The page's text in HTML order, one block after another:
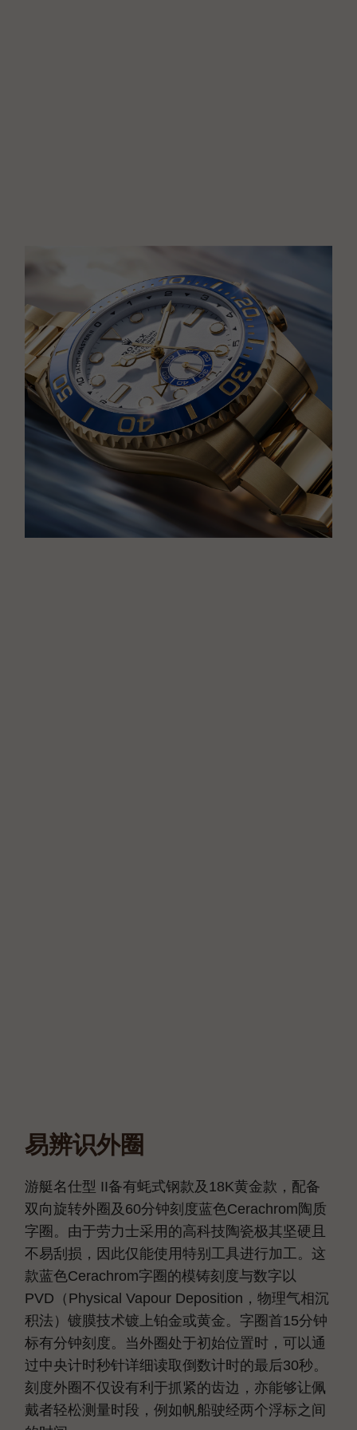
易辨识外圈
游艇名仕型 II备有蚝式钢款及18K黄金款，配备
双向旋转外圈及60分钟刻度蓝色Cerachrom陶质
字圈。由于劳力士采用的高科技陶瓷极其坚硬且
不易刮损，因此仅能使用特别工具进行加工。这
款蓝色Cerachrom字圈的模铸刻度与数字以
PVD（Physical Vapour Deposition，物理气相沉
积法）镀膜技术镀上铂金或黄金。字圈首15分钟
标有分钟刻度。当外圈处于初始位置时，可以通
过中央计时秒针详细读取倒数计时的最后30秒。
刻度外圈不仅设有利于抓紧的齿边，亦能够让佩
戴者轻松测量时段，例如帆船驶经两个浮标之间